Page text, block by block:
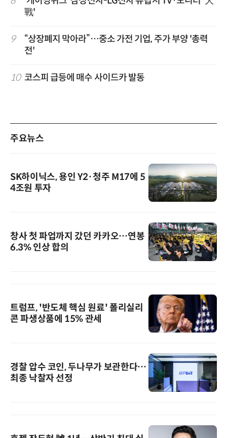
戰'
9
“상장폐지 막아라”…중소 가전 기업, 주가 부양 '총력
전'
10 코스피 급등에 매수 사이드카 발동
주요뉴스
SK하이닉스, 용인 Y2·청주 M17에 5
4조원 투자
창사 첫 파업까지 갔던 카카오…연봉
6.3% 인상 합의
트럼프, '반도체 핵심 원료' 폴리실리
콘 파생상품에 15% 관세
경찰 압수 코인, 두나무가 보관한다…
최종 낙찰자 선정